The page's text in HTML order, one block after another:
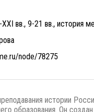
вв., 9-21 вв., история
node/78275
истории
образования. Он